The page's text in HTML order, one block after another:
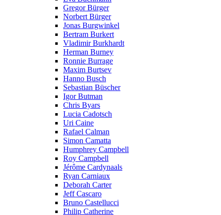
Gregor Bürger
Norbert Bürger
Jonas Burgwinkel
Bertram Burkert
Vladimir Burkhardt
Herman Burney
Ronnie Burrage
Maxim Burtsev
Hanno Busch
Sebastian Büscher
Igor Butman
Chris Byars
Lucia Cadotsch
Uri Caine
Rafael Calman
Simon Camatta
Humphrey Campbell
Roy Campbell
Jérôme Cardynaals
Ryan Carniaux
Deborah Carter
Jeff Cascaro
Bruno Castellucci
Philip Catherine